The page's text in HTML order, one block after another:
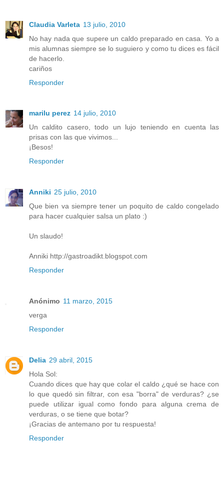
Claudia Varleta 13 julio, 2010
No hay nada que supere un caldo preparado en casa. Yo a
mis alumnas siempre se lo suguiero y como tu dices es fácil
de hacerlo.
cariños
Responder
marilu perez 14 julio, 2010
Un caldito casero, todo un lujo teniendo en cuenta las
prisas con las que vivimos...
¡Besos!
Responder
Anniki 25 julio, 2010
Que bien va siempre tener un poquito de caldo congelado
para hacer cualquier salsa un plato :)
Un slaudo!
Anniki http://gastroadikt.blogspot.com
Responder
Anónimo 11 marzo, 2015
verga
Responder
Delia 29 abril, 2015
Hola Sol:
Cuando dices que hay que colar el caldo ¿qué se hace con
lo que quedó sin filtrar, con esa "borra" de verduras? ¿se
puede utilizar igual como fondo para alguna crema de
verduras, o se tiene que botar?
¡Gracias de antemano por tu respuesta!
Responder